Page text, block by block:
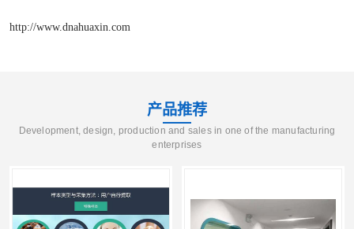
http://www.dnahuaxin.com
产品推荐
Development, design, production and sales in one of the manufacturing
enterprises